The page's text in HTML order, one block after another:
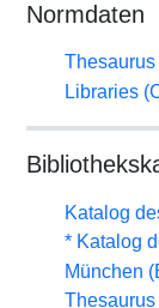
Normdaten
Libraries
Katalog
* Katalog
München